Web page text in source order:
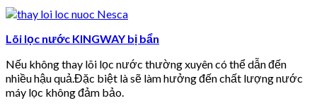
Lõi lọc nước KINGWAY bị bẩn
Nếu không thay lõi lọc nước thường xuyên có thể dẫn đến
nhiều hậu quả.Đặc biệt là sẽ làm hưởng đến chất lượng nước
máy lọc không đảm bảo.